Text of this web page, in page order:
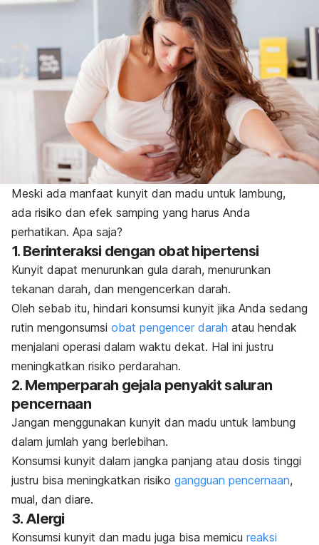
Meski ada manfaat kunyit dan madu untuk lambung,
ada risiko dan efek samping yang harus Anda
perhatikan. Apa saja?
1. Berinteraksi dengan obat hipertensi
Kunyit dapat menurunkan gula darah, menurunkan
tekanan darah, dan mengencerkan darah.
Oleh sebab itu, hindari konsumsi kunyit jika Anda sedang
rutin mengonsumsi obat pengencer darah atau hendak
menjalani operasi dalam waktu dekat. Hal ini justru
meningkatkan risiko perdarahan.
2. Memperparah gejala penyakit saluran
pencernaan
Jangan menggunakan kunyit dan madu untuk lambung
dalam jumlah yang berlebihan.
Konsumsi kunyit dalam jangka panjang atau dosis tinggi
justru bisa meningkatkan risiko gangguan pencernaan,
mual, dan diare.
3. Alergi
Konsumsi kunyit dan madu juga bisa memicu reaksi